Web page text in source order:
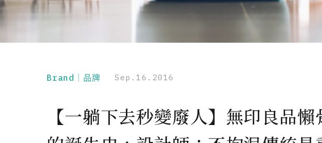
Brand｜品牌 Sep.16.2016
【一躺下去秒變廢人】無印良品懶